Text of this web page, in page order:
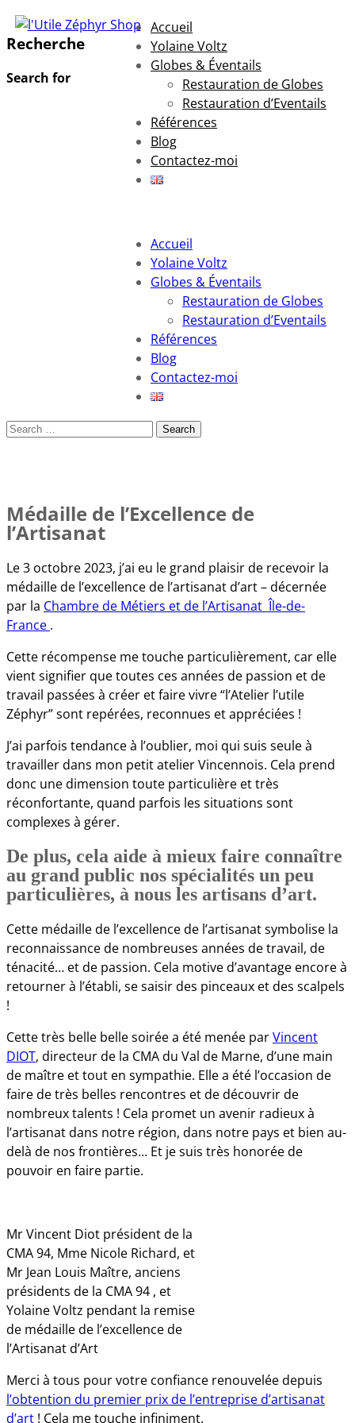
Accueil
Yolaine Voltz
Globes & Éventails
Restauration de Globes
Restauration d’Eventails
Références
Blog
Contactez-moi
Accueil
Yolaine Voltz
Globes & Éventails
Restauration de Globes
Restauration d’Eventails
Références
Blog
Contactez-moi
Recherche
Search for
Search
Médaille de l’Excellence de
l’Artisanat
Le 3 octobre 2023, j’ai eu le grand plaisir de recevoir la
médaille de l’excellence de l’artisanat d’art – décernée
par la Chambre de Métiers et de l’Artisanat Île-de-
France .
Cette récompense me touche particulièrement, car elle
vient signifier que toutes ces années de passion et de
travail passées à créer et faire vivre “l’Atelier l’utile
Zéphyr” sont repérées, reconnues et appréciées !
J’ai parfois tendance à l’oublier, moi qui suis seule à
travailler dans mon petit atelier Vincennois. Cela prend
donc une dimension toute particulière et très
réconfortante, quand parfois les situations sont
complexes à gérer.
De plus, cela aide à mieux faire connaître
au grand public nos spécialités un peu
particulières, à nous les artisans d’art.
Cette médaille de l’excellence de l’artisanat symbolise la
reconnaissance de nombreuses années de travail, de
ténacité… et de passion. Cela motive d’avantage encore à
retourner à l’établi, se saisir des pinceaux et des scalpels
!
Cette très belle belle soirée a été menée parVincent
DIOT, directeur de la CMA du Val de Marne, d’une main
de maître et tout en sympathie. Elle a été l’occasion de
faire de très belles rencontres et de découvrir de
nombreux talents ! Cela promet un avenir radieux à
l’artisanat dans notre région, dans notre pays et bien au-
delà de nos frontières… Et je suis très honorée de
pouvoir en faire partie.
Mr Vincent Diot président de la
CMA 94, Mme Nicole Richard, et
Mr Jean Louis Maître, anciens
présidents de la CMA 94 , et
Yolaine Voltz pendant la remise
de médaille de l’excellence de
l’Artisanat d’Art
Merci à tous pour votre confiance renouvelée depuis
l’obtention du premier prix de l’entreprise d’artisanat
d’art ! Cela me touche infiniment.